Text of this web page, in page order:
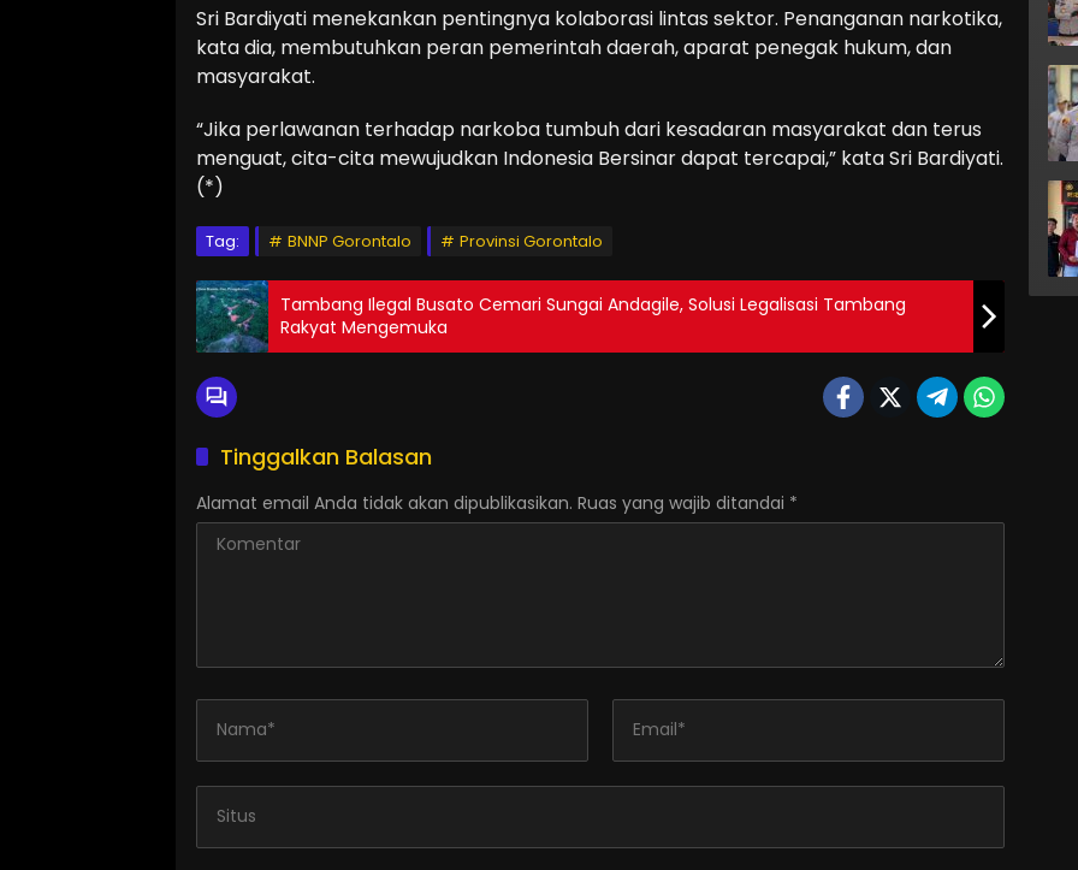
Sri Bardiyati menekankan pentingnya kolaborasi lintas sektor. Penanganan narkotika,
kata dia, membutuhkan peran pemerintah daerah, aparat penegak hukum, dan
masyarakat.
“Jika perlawanan terhadap narkoba tumbuh dari kesadaran masyarakat dan terus
menguat, cita-cita mewujudkan Indonesia Bersinar dapat tercapai,” kata Sri Bardiyati.
(*)
Tag: BNNP Gorontalo Provinsi Gorontalo
Tambang Ilegal Busato Cemari Sungai Andagile, Solusi Legalisasi Tambang
Rakyat Mengemuka
Tinggalkan Balasan
Alamat email Anda tidak akan dipublikasikan. Ruas yang wajib ditandai *